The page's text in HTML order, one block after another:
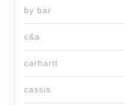
by bar
c&a
carhartt
cassis